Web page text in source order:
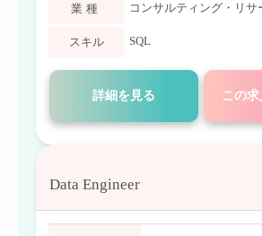
業種 コンサルティング・リサ
スキル SQL
詳細を見る この
Data Engineer